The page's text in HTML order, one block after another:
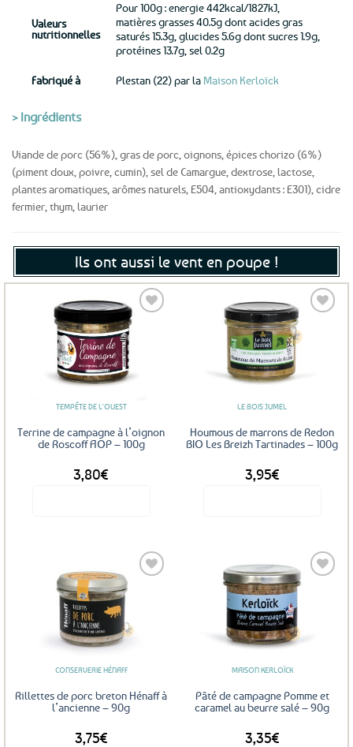
Valeurs
nutritionnelles
Pour 100g : energie 442kcal/1827kJ,
matières grasses 40.5g dont acides gras
saturés 15.3g, glucides 5.6g dont sucres 1.9g,
protéines 13.7g, sel 0.2g
Fabriqué à Plestan (22) par la Maison Kerloïck
> Ingrédients
Viande de porc (56%), gras de porc, oignons, épices chorizo (6%)
(piment doux, poivre, cumin), sel de Camargue, dextrose, lactose,
plantes aromatiques, arômes naturels, E504, antioxydants : E301), cidre
fermier, thym, laurier
Ils ont aussi le vent en poupe !
TEMPÊTE DE L'OUEST
Terrine de campagne à l’oignon
de Roscoff AOP – 100g
3,80€
LE BOIS JUMEL
Houmous de marrons de Redon
BIO Les Breizh Tartinades – 100g
3,95€
favoris
CONSERVERIE HÉNAFF
Rillettes de porc breton Hénaff à
l’ancienne – 90g
3,75€
MAISON KERLOÏCK
Pâté de campagne Pomme et
caramel au beurre salé – 90g
3,35€